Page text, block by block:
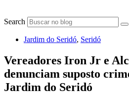
Search
Jardim do Seridó, Seridó
Vereadores Iron Jr e
denunciam suposto
Jardim do Seridó